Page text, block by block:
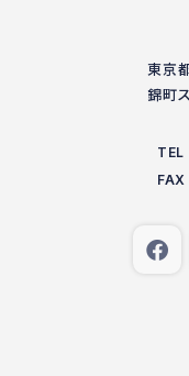
東京
錦町
TEL
FAX